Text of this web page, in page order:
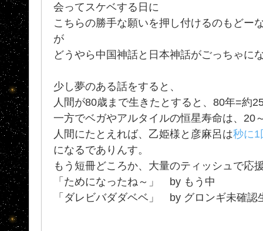
会ってスケベする日に
こちらの勝手な願いを押し付けるのもどー
が
どうやら中国神話と日本神話がごっちゃに
少し夢のある話をすると、
人間が80歳まで生きたとすると、80年=約
一方でベガやアルタイルの恒星寿命は、20
人間にたとえれば、乙姫様と彦麻呂は秒に1
になるでありんす。
もう短冊どころか、大量のティッシュで応
「ためになったね～」 by もう中
「ダレビバダダベベ」 by グロンギ未確認